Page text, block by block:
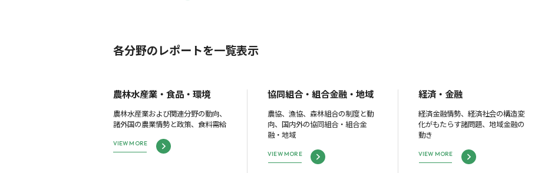
各分野のレポートを一覧表示
農林水産業・食品・環境
農林水産業および関連分野の動向、
諸外国の農業情勢と政策、食料需給
VIEW MORE
協同組合・組合金融・地域
農協、漁協、森林組合の制度と動
向、国内外の協同組合・組合金
融・地域
VIEW MORE
経済・金融
経済金融情勢、経済社会の構造変
化がもたらす諸問題、地域金融の
動き
VIEW MORE